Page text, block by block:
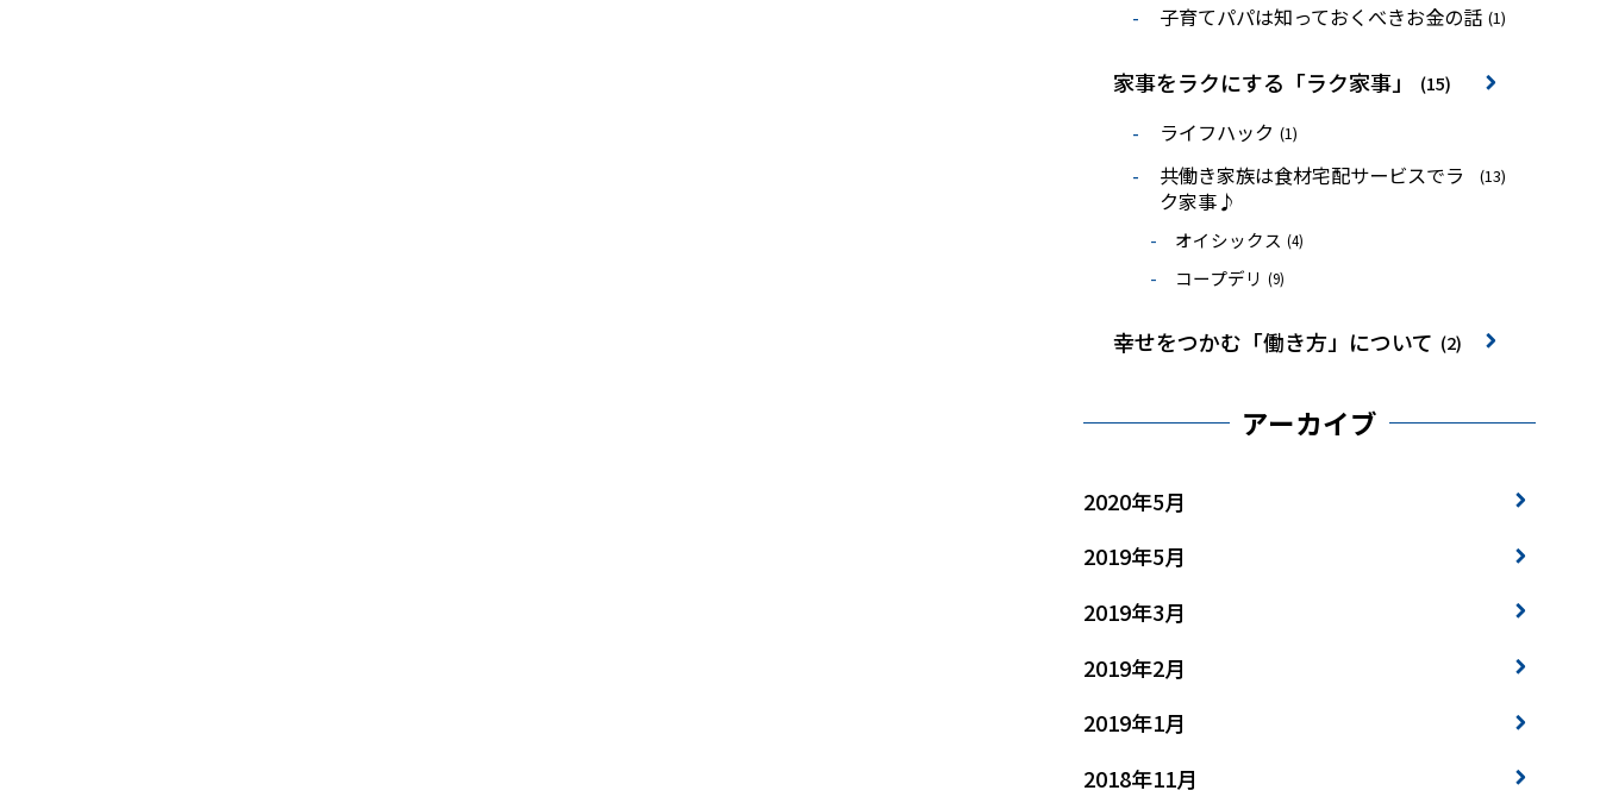
子育てパパは知っておくべきお金の話 (1)
家事をラクにする「ラク家事」 (15)
ライフハック (1)
共働き家族は食材宅配サービスでラ
ク家事♪
(13)
オイシックス (4)
コープデリ (9)
幸せをつかむ「働き方」について (2)
アーカイブ
2020年5月
2019年5月
2019年3月
2019年2月
2019年1月
2018年11月